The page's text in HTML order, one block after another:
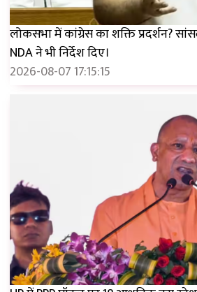
लोकसभा में कांग्रेस का शक्ति प्रदर्शन?
NDA ने भी निर्देश दिए।
2026-08-07 17:15:15